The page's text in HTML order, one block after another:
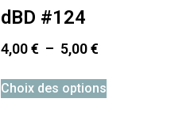
dBD #124
4,00€ – 5,00€
Choix des options